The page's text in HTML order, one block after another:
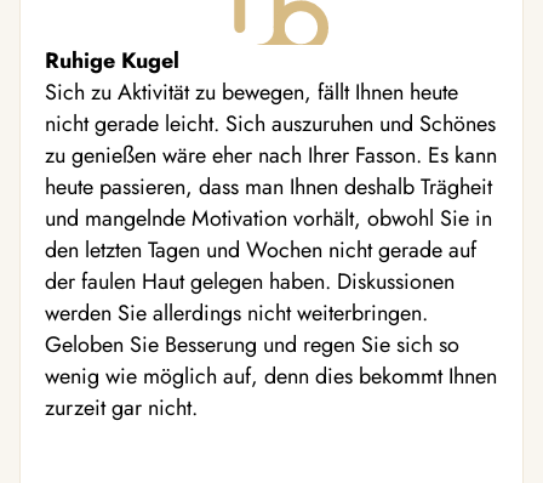
Ruhige Kugel
Sich zu Aktivität zu bewegen, fällt Ihnen heute
nicht gerade leicht. Sich auszuruhen und Schönes
zu genießen wäre eher nach Ihrer Fasson. Es kann
heute passieren, dass man Ihnen deshalb Trägheit
und mangelnde Motivation vorhält, obwohl Sie in
den letzten Tagen und Wochen nicht gerade auf
der faulen Haut gelegen haben. Diskussionen
werden Sie allerdings nicht weiterbringen.
Geloben Sie Besserung und regen Sie sich so
wenig wie möglich auf, denn dies bekommt Ihnen
zurzeit gar nicht.